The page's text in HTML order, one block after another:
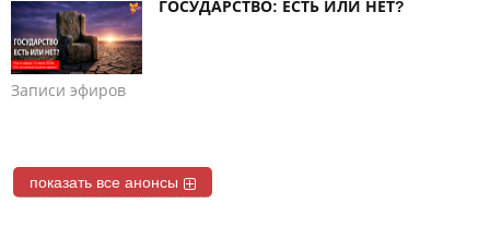
ГОСУДАРСТВО: ЕСТЬ ИЛИ НЕТ?
Записи эфиров
показать все анонсы